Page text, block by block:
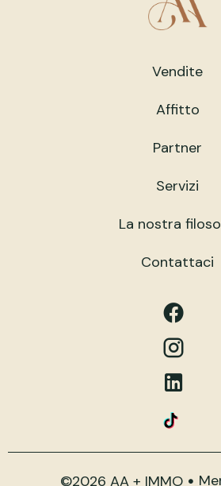
Vendite
Affitto
Partner
Servizi
La nostra
Contattaci
©2026 AA + IMMO